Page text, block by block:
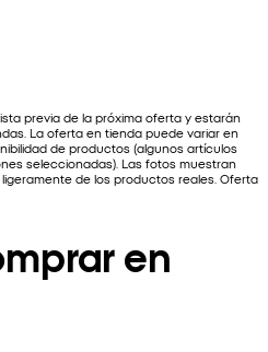
previa de la próxima oferta y estarán
La oferta en tienda puede variar en
de productos (algunos artículos
seleccionadas). Las fotos muestran
de los productos reales. Oferta
en